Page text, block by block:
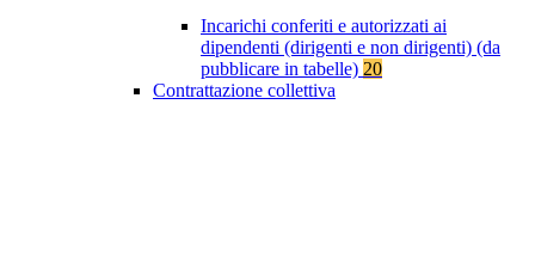
Incarichi conferiti e autorizzati ai
dipendenti (dirigenti e non dirigenti) (da
pubblicare in tabelle) 20
Contrattazione collettiva